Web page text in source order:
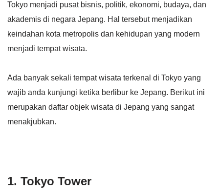
Tokyo menjadi pusat bisnis, politik, ekonomi, budaya, dan
akademis di negara Jepang. Hal tersebut menjadikan
keindahan kota metropolis dan kehidupan yang modern
menjadi tempat wisata.
Ada banyak sekali tempat wisata terkenal di Tokyo yang
wajib anda kunjungi ketika berlibur ke Jepang. Berikut ini
merupakan daftar objek wisata di Jepang yang sangat
menakjubkan.
1. Tokyo Tower